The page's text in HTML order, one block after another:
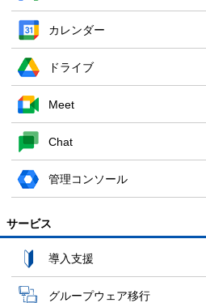
カレンダー
ドライブ
Meet
Chat
管理コンソール
サービス
導入支援
グループウェア移行